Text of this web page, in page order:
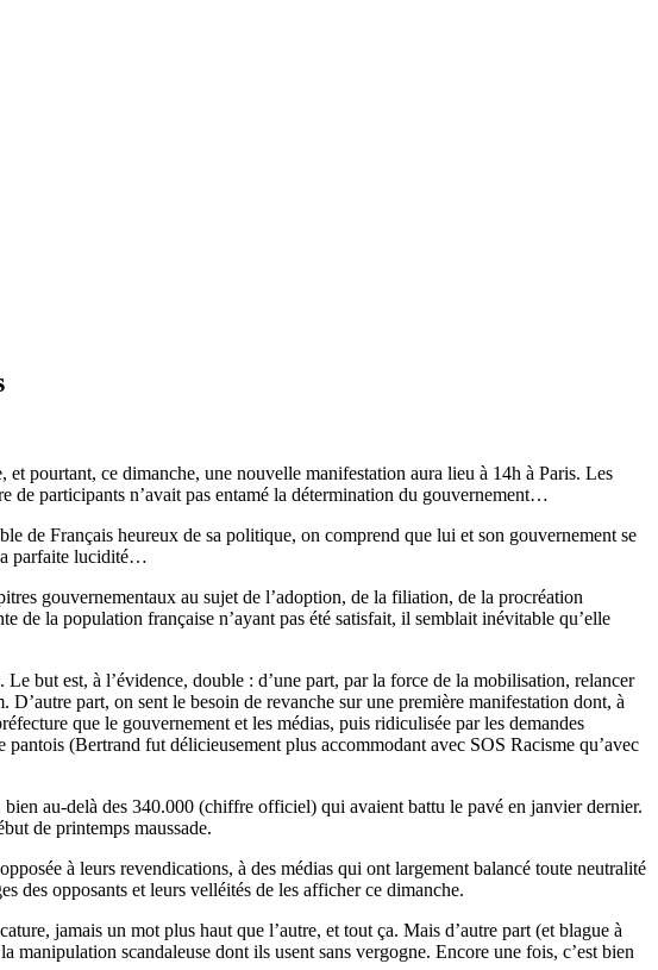
et pourtant, ce dimanche, une nouvelle manifestation aura lieu à 14h à Paris. Les
de participants n’avait pas entamé la détermination du gouvernement…
de Français heureux de sa politique, on comprend que lui et son gouvernement se
parfaite lucidité…
gouvernementaux au sujet de l’adoption, de la filiation, de la procréation
de la population française n’ayant pas été satisfait, il semblait inévitable qu’elle
but est, à l’évidence, double : d’une part, par la force de la mobilisation, relancer
part, on sent le besoin de revanche sur une première manifestation dont, à
que le gouvernement et les médias, puis ridiculisée par les demandes
(Bertrand fut délicieusement plus accommodant avec SOS Racisme qu’avec
au-delà des 340.000 (chiffre officiel) qui avaient battu le pavé en janvier dernier.
de printemps maussade.
à leurs revendications, à des médias qui ont largement balancé toute neutralité
des opposants et leurs velléités de les afficher ce dimanche.
jamais un mot plus haut que l’autre, et tout ça. Mais d’autre part (et blague à
scandaleuse dont ils usent sans vergogne. Encore une fois, c’est bien